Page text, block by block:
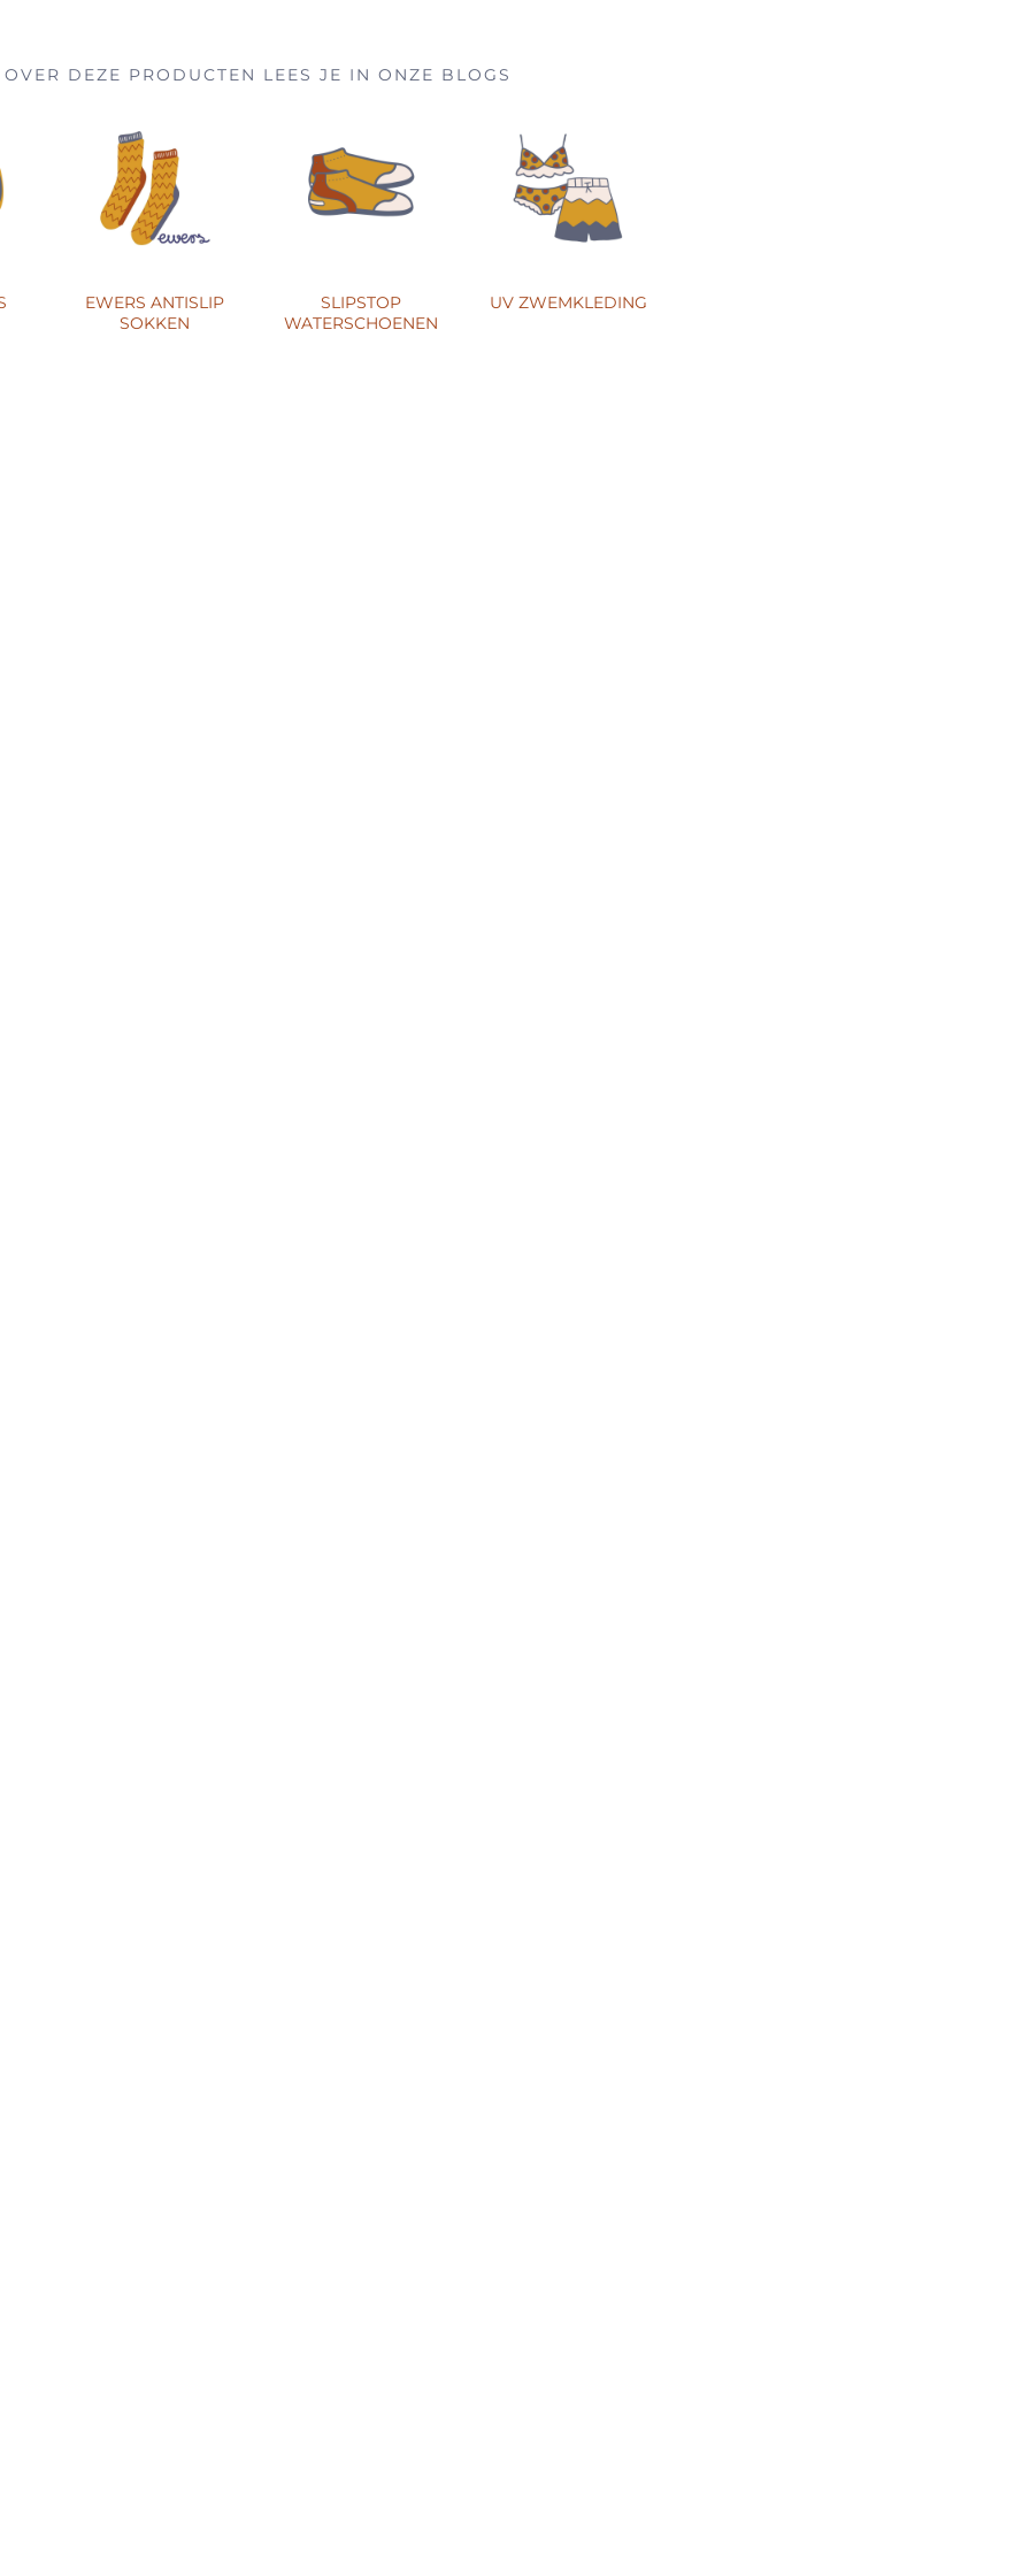
OVER DEZE PRODUCTEN LEES JE IN ONZE BLOGS
EWERS ANTISLIP
SOKKEN
SLIPSTOP
WATERSCHOENEN
UV ZWEMKLEDING